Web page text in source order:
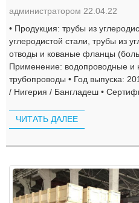
администратором 22.04.22
• Продукция: трубы из
углеродистой стали, трубы из
отводы и кованые фланцы
Применение: водопроводные и
трубопроводы • Год выпуска:
/ Нигерия / Бангладеш •
ЧИТАТЬ ДАЛЕЕ